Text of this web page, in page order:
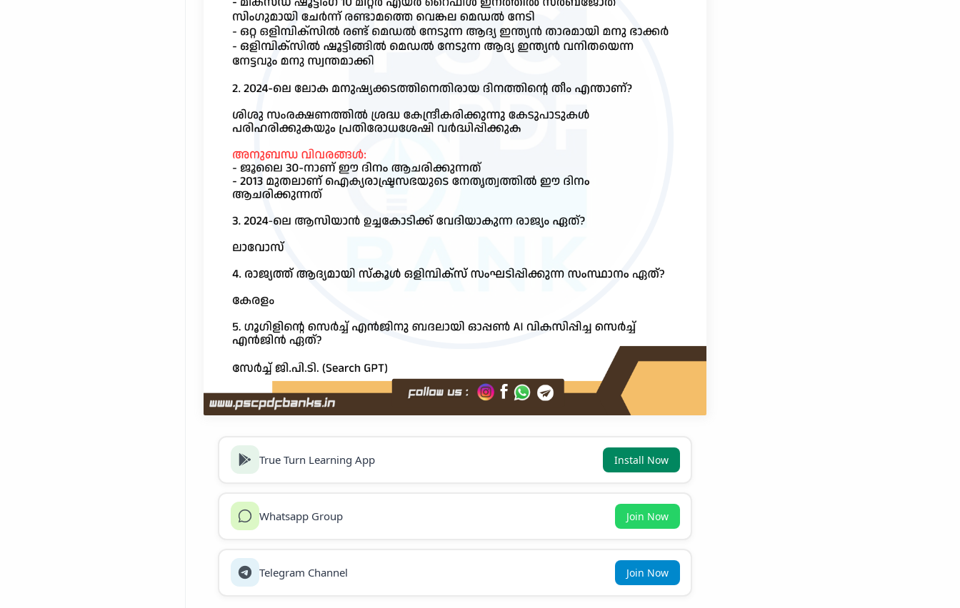
True Turn Learning App Install Now
Whatsapp Group Join Now
Telegram Channel Join Now